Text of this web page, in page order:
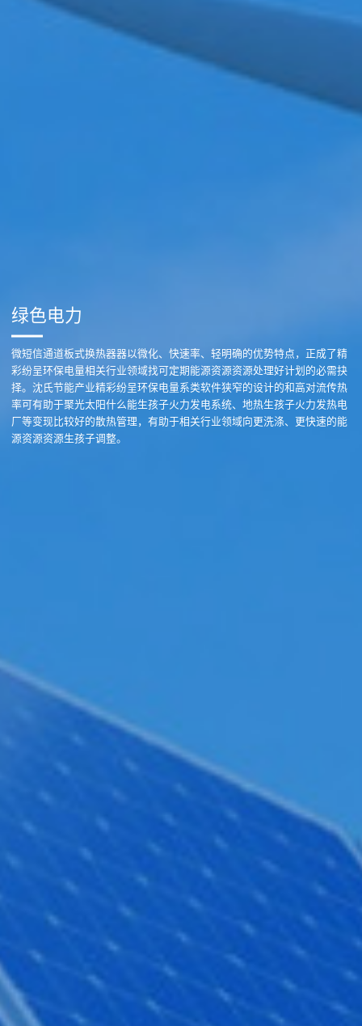
绿色电力
微短信通道板式换热器器以微化、快速率、轻明确的优势特点，正成了精
彩纷呈环保电量相关行业领域找可定期能源资源资源处理好计划的必需抉
择。沈氏节能产业精彩纷呈环保电量系类软件狭窄的设计的和高对流传热
率可有助于聚光太阳什么能生孩子火力发电系统、地热生孩子火力发热电
厂等变现比较好的散热管理，有助于相关行业领域向更洗涤、更快速的能
源资源资源生孩子调整。